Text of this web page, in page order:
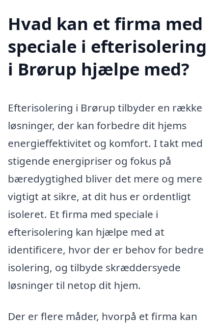
Hvad kan et firma med
speciale i efterisolering
i Brørup hjælpe med?
Efterisolering i Brørup tilbyder en række
løsninger, der kan forbedre dit hjems
energieffektivitet og komfort. I takt med
stigende energipriser og fokus på
bæredygtighed bliver det mere og mere
vigtigt at sikre, at dit hus er ordentligt
isoleret. Et firma med speciale i
efterisolering kan hjælpe med at
identificere, hvor der er behov for bedre
isolering, og tilbyde skræddersyede
løsninger til netop dit hjem.
Der er flere måder, hvorpå et firma kan